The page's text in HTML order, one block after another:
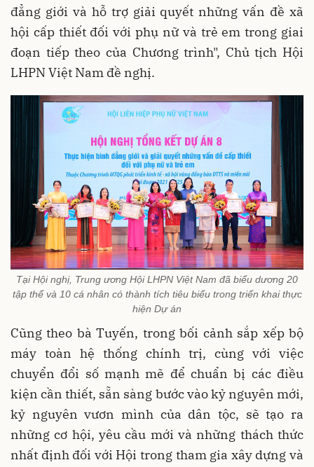
đẳng giới và hỗ trợ giải quyết những vấn đề xã
hội cấp thiết đối với phụ nữ và trẻ em trong giai
đoạn tiếp theo của Chương trình", Chủ tịch Hội
LHPN Việt Nam đề nghị.
Tại Hội nghị, Trung ương Hội LHPN Việt Nam đã biểu dương 20
tập thể và 10 cá nhân có thành tích tiêu biểu trong triển khai thực
hiện Dự án
Cũng theo bà Tuyến, trong bối cảnh sắp xếp bộ
máy toàn hệ thống chính trị, cùng với việc
chuyển đổi số mạnh mẽ để chuẩn bị các điều
kiện cần thiết, sẵn sàng bước vào kỷ nguyên mới,
kỷ nguyên vươn mình của dân tộc, sẽ tạo ra
những cơ hội, yêu cầu mới và những thách thức
nhất định đối với Hội trong tham gia xây dựng và